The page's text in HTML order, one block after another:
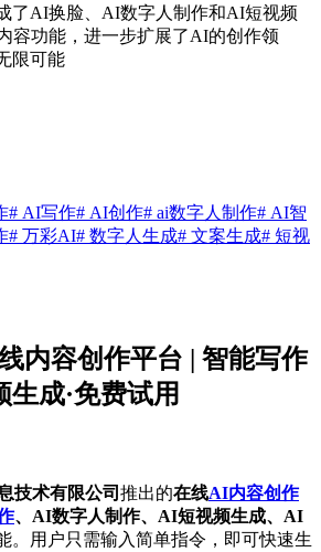
了AI换脸、AI数字人制作和AI短视频
容功能，进一步扩展了AI的创作领
限可能
# AI写作# AI创作# ai数字人制作# AI智
# 万彩AI# 数字人生成# 文案生成# 短视
内容创作平台 | 智能写作
生成·免费试用
技术有限公司 推出的在线AI内容创作
、AI数字人制作、AI短视频生成、AI
。用户只需输入简单指令，即可快速生